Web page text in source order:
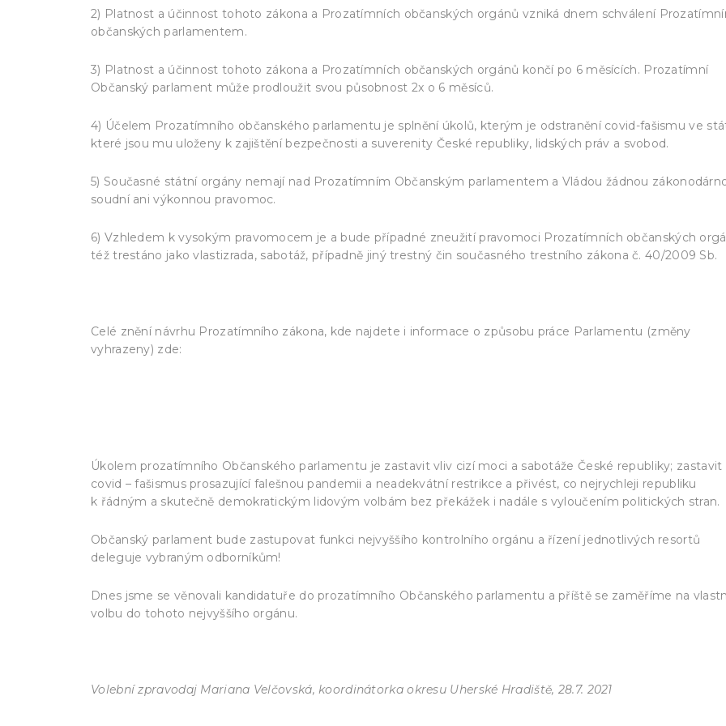
2) Platnost a účinnost tohoto zákona a Prozatímních občanských orgánů vzniká dnem schválení
občanských parlamentem.
3) Platnost a účinnost tohoto zákona a Prozatímních občanských orgánů končí po 6 měsících. Prozatímní
Občanský parlament může prodloužit svou působnost 2x o 6 měsíců.
4) Účelem Prozatímního občanského parlamentu je splnění úkolů, kterým je odstranění covid-fašismu ve
které jsou mu uloženy k zajištění bezpečnosti a suverenity České republiky, lidských práv a svobod.
5) Současné státní orgány nemají nad Prozatímním Občanským parlamentem a Vládou žádnou
soudní ani výkonnou pravomoc.
6) Vzhledem k vysokým pravomocem je a bude případné zneužití pravomoci Prozatímních občanských
též trestáno jako vlastizrada, sabotáž, případně jiný trestný čin současného trestního zákona č. 40/2009 Sb.
Celé znění návrhu Prozatímního zákona, kde najdete i informace o způsobu práce Parlamentu (změny
vyhrazeny) zde:
Úkolem prozatímního Občanského parlamentu je zastavit vliv cizí moci a sabotáže České republiky; zastavit
covid – fašismus prosazující falešnou pandemii a neadekvátní restrikce a přivést, co nejrychleji republiku
k řádným a skutečně demokratickým lidovým volbám bez překážek i nadále s vyloučením politických stran.
Občanský parlament bude zastupovat funkci nejvyššího kontrolního orgánu a řízení jednotlivých resortů
deleguje vybraným odborníkům!
Dnes jsme se věnovali kandidatuře do prozatímního Občanského parlamentu a příště se zaměříme na
volbu do tohoto nejvyššího orgánu.
Volební zpravodaj Mariana Velčovská, koordinátorka okresu Uherské Hradiště, 28.7. 2021